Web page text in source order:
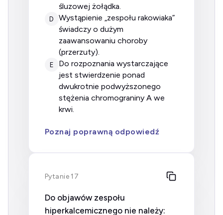
śluzowej żołądka.
D
wystąpienie „zespołu rakowiaka”
świadczy o dużym
zaawansowaniu choroby
(przerzuty).
E
do rozpoznania wystarczające
jest stwierdzenie ponad
dwukrotnie podwyższonego
stężenia chromograniny A we
krwi.
Poznaj poprawną odpowiedź
Pytanie 17
Do objawów zespołu
hiperkalcemicznego nie należy: